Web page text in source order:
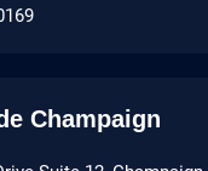
Champaign